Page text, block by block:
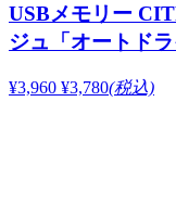
USBメモリー
ジュ「オートドラ
¥3,960 ¥3,780(税込)